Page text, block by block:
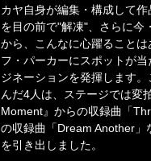
カヤ自身が編集・構成して
を目の前で"解凍"、さらに今
から、こんなに心躍ること
フ・パーカーにスポットが
ジネーションを発揮します
んだ4人は、ステージでは変
Moment』からの収録曲「
の収録曲「Dream Another
を引き出しました。